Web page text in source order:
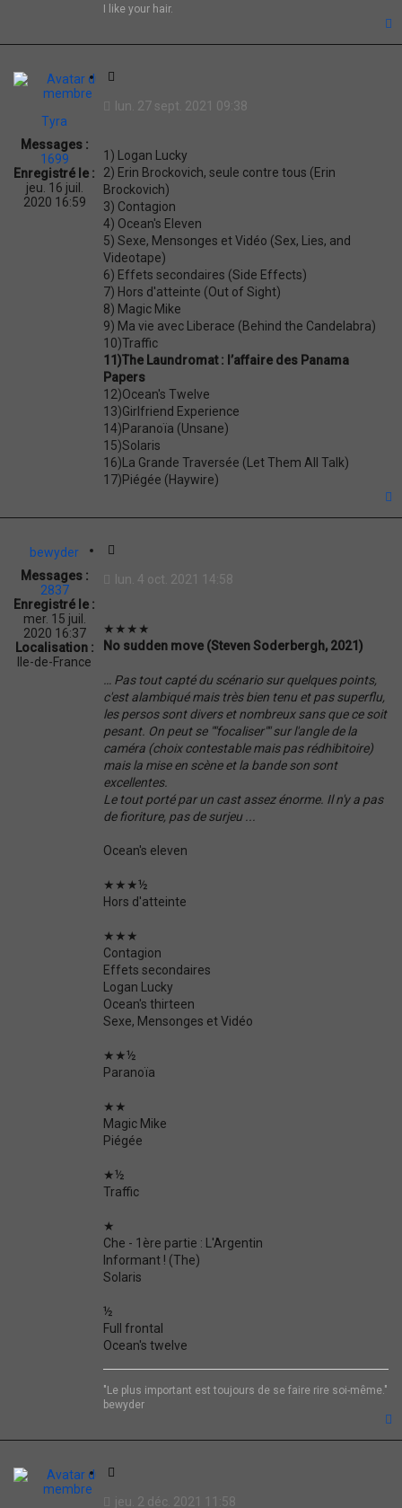
I like your hair.
Tyra
Messages :
1699
Enregistré le :
jeu. 16 juil.
2020 16:59
t
t
i
n
lun. 27 sept. 2021 09:38
1) Logan Lucky
2) Erin Brockovich, seule contre tous (Erin
Brockovich)
3) Contagion
4) Ocean's Eleven
5) Sexe, Mensonges et Vidéo (Sex, Lies, and
Videotape)
6) Effets secondaires (Side Effects)
7) Hors d'atteinte (Out of Sight)
8) Magic Mike
9) Ma vie avec Liberace (Behind the Candelabra)
10)Traffic
11)The Laundromat : l’affaire des Panama
Papers
12)Ocean's Twelve
13)Girlfriend Experience
14)Paranoïa (Unsane)
15)Solaris
16)La Grande Traversée (Let Them All Talk)
17)Piégée (Haywire)
bewyder
Messages :
2837
Enregistré le :
mer. 15 juil.
2020 16:37
Localisation :
Ile-de-France
t
n
lun. 4 oct. 2021 14:58
★★★★
No sudden move (Steven Soderbergh, 2021)
… Pas tout capté du scénario sur quelques points,
c'est alambiqué mais très bien tenu et pas superflu,
les persos sont divers et nombreux sans que ce soit
pesant. On peut se ""focaliser"" sur l'angle de la
caméra (choix contestable mais pas rédhibitoire)
mais la mise en scène et la bande son sont
excellentes.
Le tout porté par un cast assez énorme. Il n'y a pas
de fioriture, pas de surjeu ...
Ocean's eleven
★★★½
Hors d'atteinte
★★★
Contagion
Effets secondaires
Logan Lucky
Ocean's thirteen
Sexe, Mensonges et Vidéo
★★½
Paranoïa
★★
Magic Mike
Piégée
★½
Traffic
★
Che - 1ère partie : L'Argentin
Informant ! (The)
Solaris
½
Full frontal
Ocean's twelve
"Le plus important est toujours de se faire rire soi-même."
bewyder
jeu. 2 déc. 2021 11:58